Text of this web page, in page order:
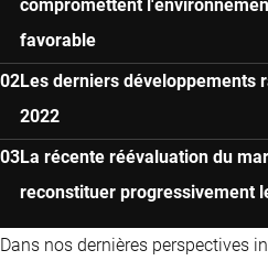
compromettent
favorable
Les derniers développements
2022
La récente réévaluation du
reconstituer progressivement
Dans nos dernières perspectives